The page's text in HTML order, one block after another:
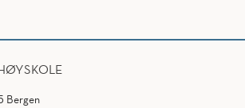
Bergen